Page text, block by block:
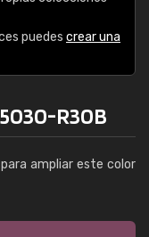
puedes crear una
R30B
ampliar este color